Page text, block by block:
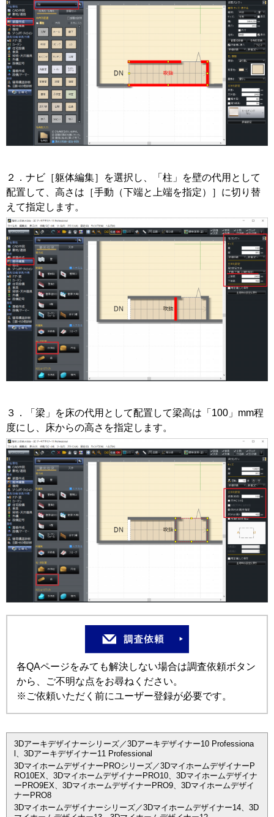
２．ナビ［躯体編集］を選択し、「柱」を壁の代用として
配置して、高さは［手動（下端と上端を指定）］に切り替
えて指定します。
３．「梁」を床の代用として配置して梁高は「100」mm程
度にし、床からの高さを指定します。
各QAページをみても解決しない場合は調査依頼ボタン
から、ご不明な点をお尋ねください。
※ご依頼いただく前にユーザー登録が必要です。
3Dアーキデザイナーシリーズ／3Dアーキデザイナー10 Professiona
l、3Dアーキデザイナー11 Professional
3DマイホームデザイナーPROシリーズ／3DマイホームデザイナーP
RO10EX、3DマイホームデザイナーPRO10、3Dマイホームデザイナ
ーPRO9EX、3DマイホームデザイナーPRO9、3Dマイホームデザイ
ナーPRO8
3Dマイホームデザイナーシリーズ／3Dマイホームデザイナー14、3D